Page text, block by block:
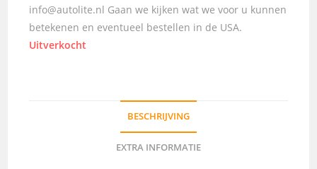
info@autolite.nl Gaan we kijken wat we voor u kunnen
betekenen en eventueel bestellen in de USA.
Uitverkocht
BESCHRIJVING
EXTRA INFORMATIE